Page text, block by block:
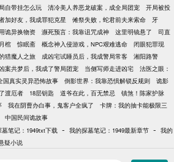
自带挂怎么玩 清冷美人养恶龙破案，成全局团宠
开局被投
加好友，我成罪犯克星 傩祭失败，蛇君前夫来索命
牙
诡异换物资 濒死预言：我靠诅咒成神 这里明镜悬了
司直
棺 惊眠斋 概念神入侵游戏，NPC艰难逃命
闭眼犯罪现
猎魔人之旅 成凶宅试睡员后，我成警局常客
湘阳路警
案共梦后，我成了警局团宠 当侧写师走进凶宅
法医之眼：
国真实灵异恐怖故事 倒影世界：我靠恐惧解锁反规则
诡影
渡厄者 18层钥匙 道爷在此，百无禁忌
镇煞！陈家护脉
我在阴曹办白事，鬼客户全疯了
卡牌：我的抽卡能极限三
中国民间诡故事
墓笔记：1949txt下载 - 我的探墓笔记：1949最新章节 - 我的
疑小说